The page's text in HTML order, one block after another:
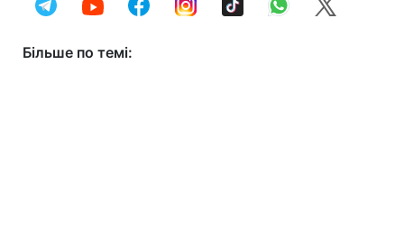
Більше по темі: